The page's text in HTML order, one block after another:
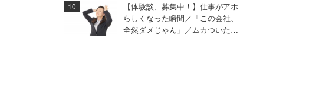
【体験談、募集中！】仕事がアホ
らしくなった瞬間／「この会社、
全然ダメじゃん」／ムカついた面